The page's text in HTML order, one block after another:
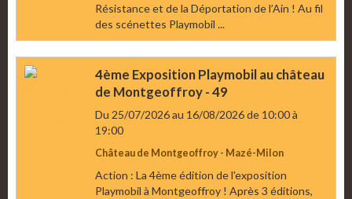
Résistance et de la Déportation de l’Ain ! Au fil
des scénettes Playmobil ...
4ème Exposition Playmobil au château
de Montgeoffroy - 49
Du 25/07/2026au 16/08/2026de 10:00à
19:00
Château de Montgeoffroy - Mazé-Milon
Action : La 4ème édition de l'exposition
Playmobil à Montgeoffroy ! Après 3 éditions,